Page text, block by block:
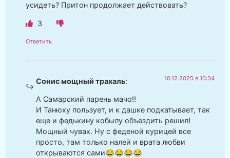
усидеть? Притон продолжает действовать?
3
Ответить
Сонис мощный трахаль: 10.12.2025 в 10:34
А Самарский парень мачо!!
И Танюху пользует, и к дашке подкатывает, так
еще и федькину кобылу объездить решил!
Мощный чувак. Ну с феденой курицей все
просто, там только налей и врата любви
открываются сами😂😂😂😂